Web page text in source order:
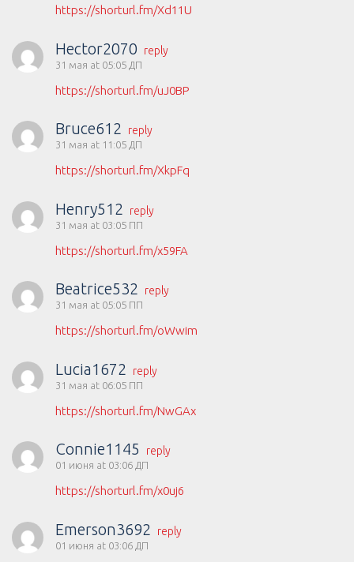
https://shorturl.fm/Xd11U
Hector2070 reply
31 мая at 05:05 ДП
https://shorturl.fm/uJ0BP
Bruce612 reply
31 мая at 11:05 ДП
https://shorturl.fm/XkpFq
Henry512 reply
31 мая at 03:05 ПП
https://shorturl.fm/x59FA
Beatrice532 reply
31 мая at 05:05 ПП
https://shorturl.fm/oWwim
Lucia1672 reply
31 мая at 06:05 ПП
https://shorturl.fm/NwGAx
Connie1145 reply
01 июня at 03:06 ДП
https://shorturl.fm/x0uj6
Emerson3692 reply
01 июня at 03:06 ДП